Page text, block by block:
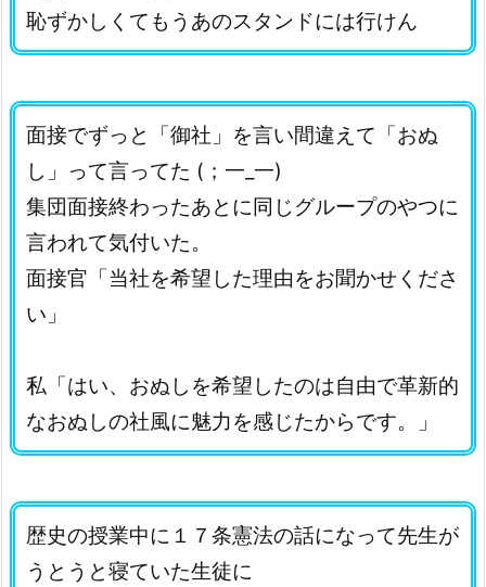
恥ずかしくてもうあのスタンドには行けん
面接でずっと「御社」を言い間違えて「おぬ
し」って言ってた (；一_一)
集団面接終わったあとに同じグループのやつに
言われて気付いた。
面接官「当社を希望した理由をお聞かせくださ
い」
私「はい、おぬしを希望したのは自由で革新的
なおぬしの社風に魅力を感じたからです。」
歴史の授業中に１７条憲法の話になって先生が
うとうと寝ていた生徒に